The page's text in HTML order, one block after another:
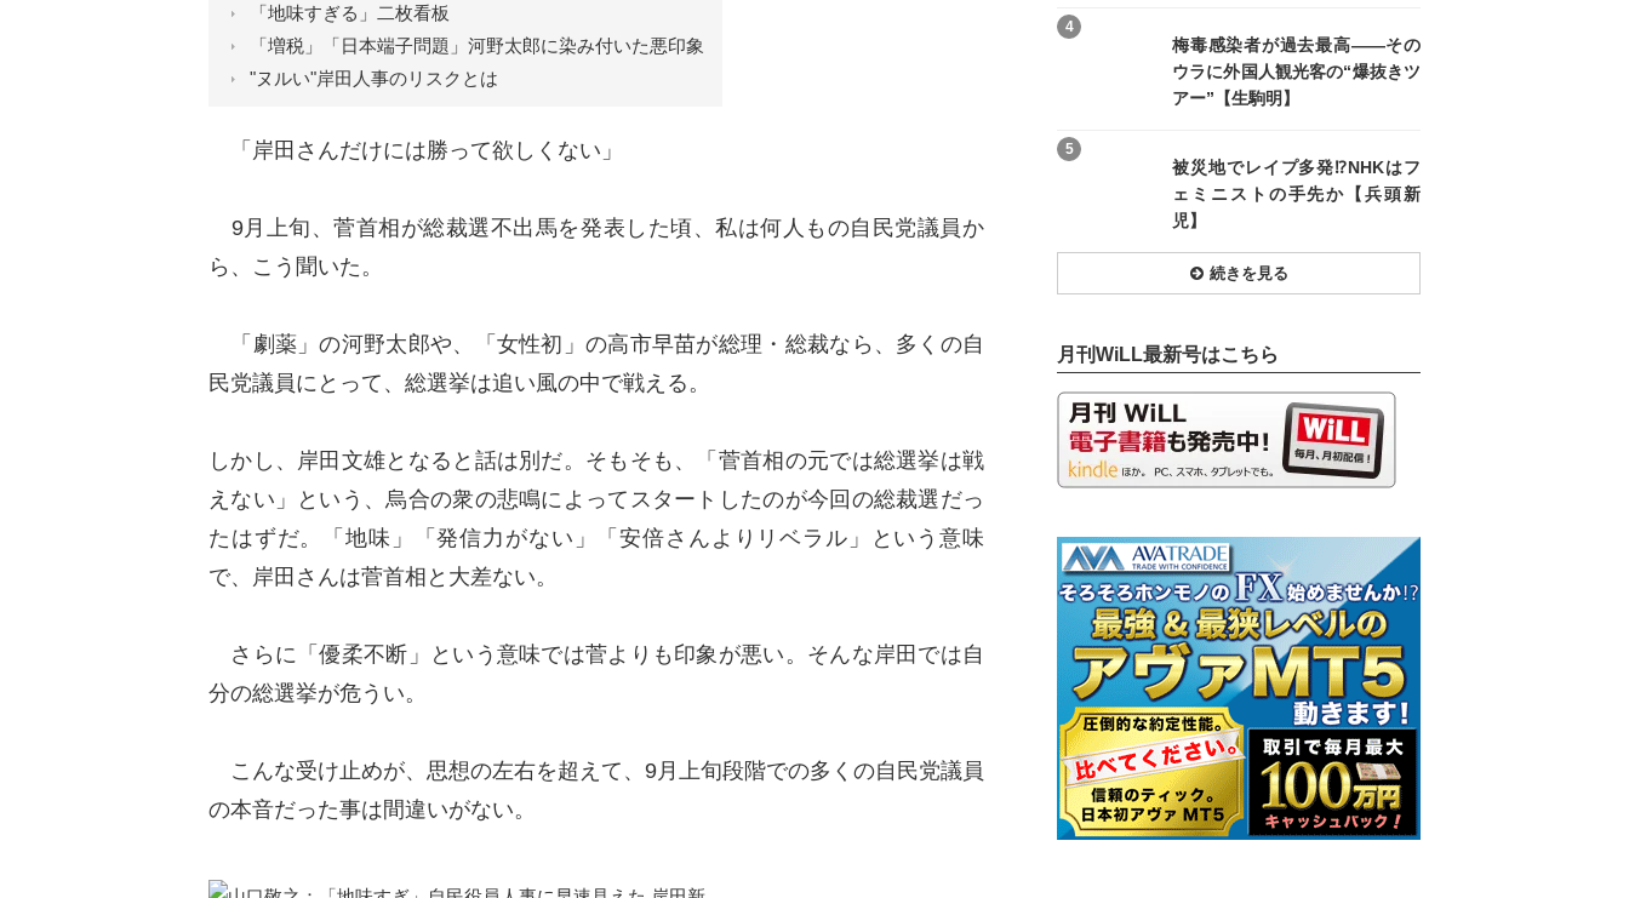
「地味すぎる」二枚看板
「増税」「日本端子問題」河野太郎に染み付いた悪印象
"ヌルい"岸田人事のリスクとは
「岸田さんだけには勝って欲しくない」
9月上旬、菅首相が総裁選不出馬を発表した頃、私は何人もの自民党議員か
ら、こう聞いた。
「劇薬」の河野太郎や、「女性初」の高市早苗が総理・総裁なら、多くの自
民党議員にとって、総選挙は追い風の中で戦える。
しかし、岸田文雄となると話は別だ。そもそも、「菅首相の元では総選挙は戦
えない」という、烏合の衆の悲鳴によってスタートしたのが今回の総裁選だっ
たはずだ。「地味」「発信力がない」「安倍さんよりリベラル」という意味
で、岸田さんは菅首相と大差ない。
さらに「優柔不断」という意味では菅よりも印象が悪い。そんな岸田では自
分の総選挙が危うい。
こんな受け止めが、思想の左右を超えて、9月上旬段階での多くの自民党議員
の本音だった事は間違いがない。
梅毒感染者が過去最高――その
ウラに外国人観光客の“爆抜きツ
アー”【生駒明】
4
被災地でレイプ多発⁉NHKはフ
ェミニストの手先か【兵頭新
児】
5
続きを見る
月刊WiLL最新号はこちら